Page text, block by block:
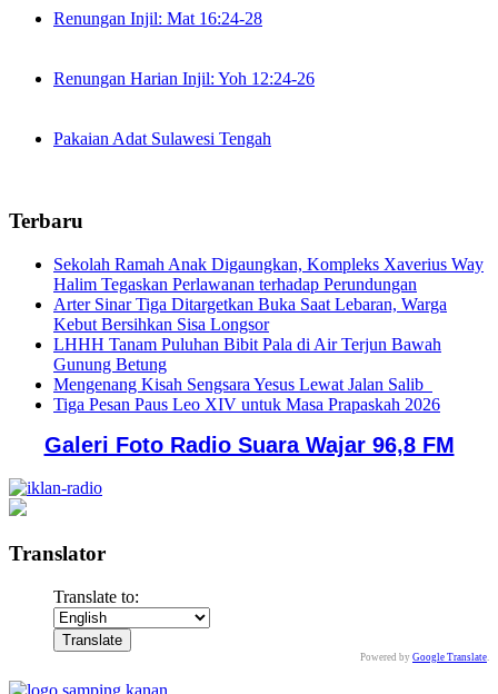
Renungan Injil: Mat 16:24-28
Renungan Harian Injil: Yoh 12:24-26
Pakaian Adat Sulawesi Tengah
Terbaru
Sekolah Ramah Anak Digaungkan, Kompleks Xaverius Way
Halim Tegaskan Perlawanan terhadap Perundungan
Arter Sinar Tiga Ditargetkan Buka Saat Lebaran, Warga
Kebut Bersihkan Sisa Longsor
LHHH Tanam Puluhan Bibit Pala di Air Terjun Bawah
Gunung Betung
Mengenang Kisah Sengsara Yesus Lewat Jalan Salib
Tiga Pesan Paus Leo XIV untuk Masa Prapaskah 2026
Galeri Foto Radio Suara Wajar 96,8 FM
Translator
Translate to:
Powered by Google Translate